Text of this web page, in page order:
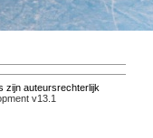
zijn auteursrechterlijk
v13.1